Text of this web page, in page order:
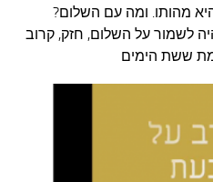
מהותו. ומה עם השלום?
לשמור על השלום, חזק, קרוב